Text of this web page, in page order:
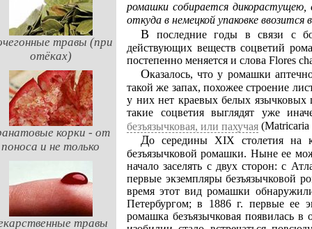
травы (при
отёках)
корки - от
поноса и не только
травы
ромашки собирается дикорастущею,
откуда в немецкой упаковке
В последние годы в связи с более глубоким изучением химии и фармакологии
действующих веществ соцветий
постепенно меняется и слова Flores
Оказалось, что у ромашки аптечной имеется двойник в Северной Америке. Он имеет
такой же запах, похожее строение
у них нет краевых белых
такие соцветия выглядят уже
безъязычковая, или пахучая (Matricaria
До середины XIX столетия на континенте Евразии не было ни одного растения
безъязычковой ромашки. Ныне ее
начало заселять с двух сторон: с
первые экземпляры
время этот вид ромашки
Петербургом; в 1886 г. первые ее
ромашка безъязычковая появилась